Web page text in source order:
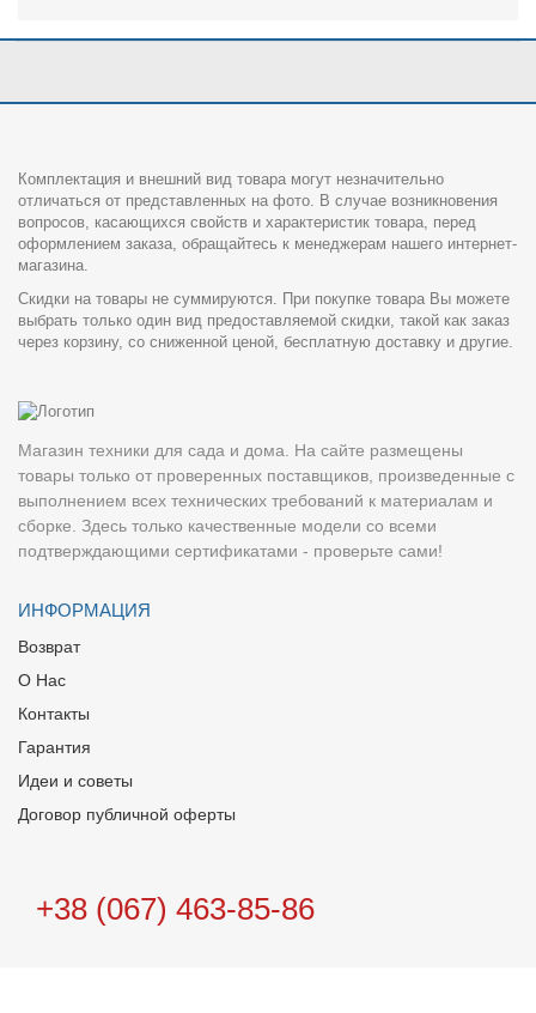
Комплектация и внешний вид товара могут незначительно
отличаться от представленных на фото. В случае возникновения
вопросов, касающихся свойств и характеристик товара, перед
оформлением заказа, обращайтесь к менеджерам нашего интернет-
магазина.
Скидки на товары не суммируются. При покупке товара Вы можете
выбрать только один вид предоставляемой скидки, такой как заказ
через корзину, со сниженной ценой, бесплатную доставку и другие.
Магазин техники для сада и дома. На сайте размещены
товары только от проверенных поставщиков, произведенные с
выполнением всех технических требований к материалам и
сборке. Здесь только качественные модели со всеми
подтверждающими сертификатами - проверьте сами!
ИНФОРМАЦИЯ
Возврат
О Нас
Контакты
Гарантия
Идеи и советы
Договор публичной оферты
+38 (067) 463-85-86